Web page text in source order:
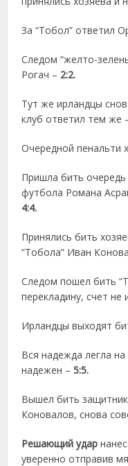
За “Тобол” ответил
Следом “желто-
Рогач – 2:2.
Тут же ирландцы
клуб ответил тем же
Очередной пенальти
Пришла бить очередь
футбола Романа
4:4.
Принялись бить
“Тобола” Иван
Следом пошел бить
перекладину, счет не
Ирландцы выходят
Вся надежда легла
надежен –5:5.
Вышел бить
Коновалов, снова
Решающий удар нанес
уверенно отправив